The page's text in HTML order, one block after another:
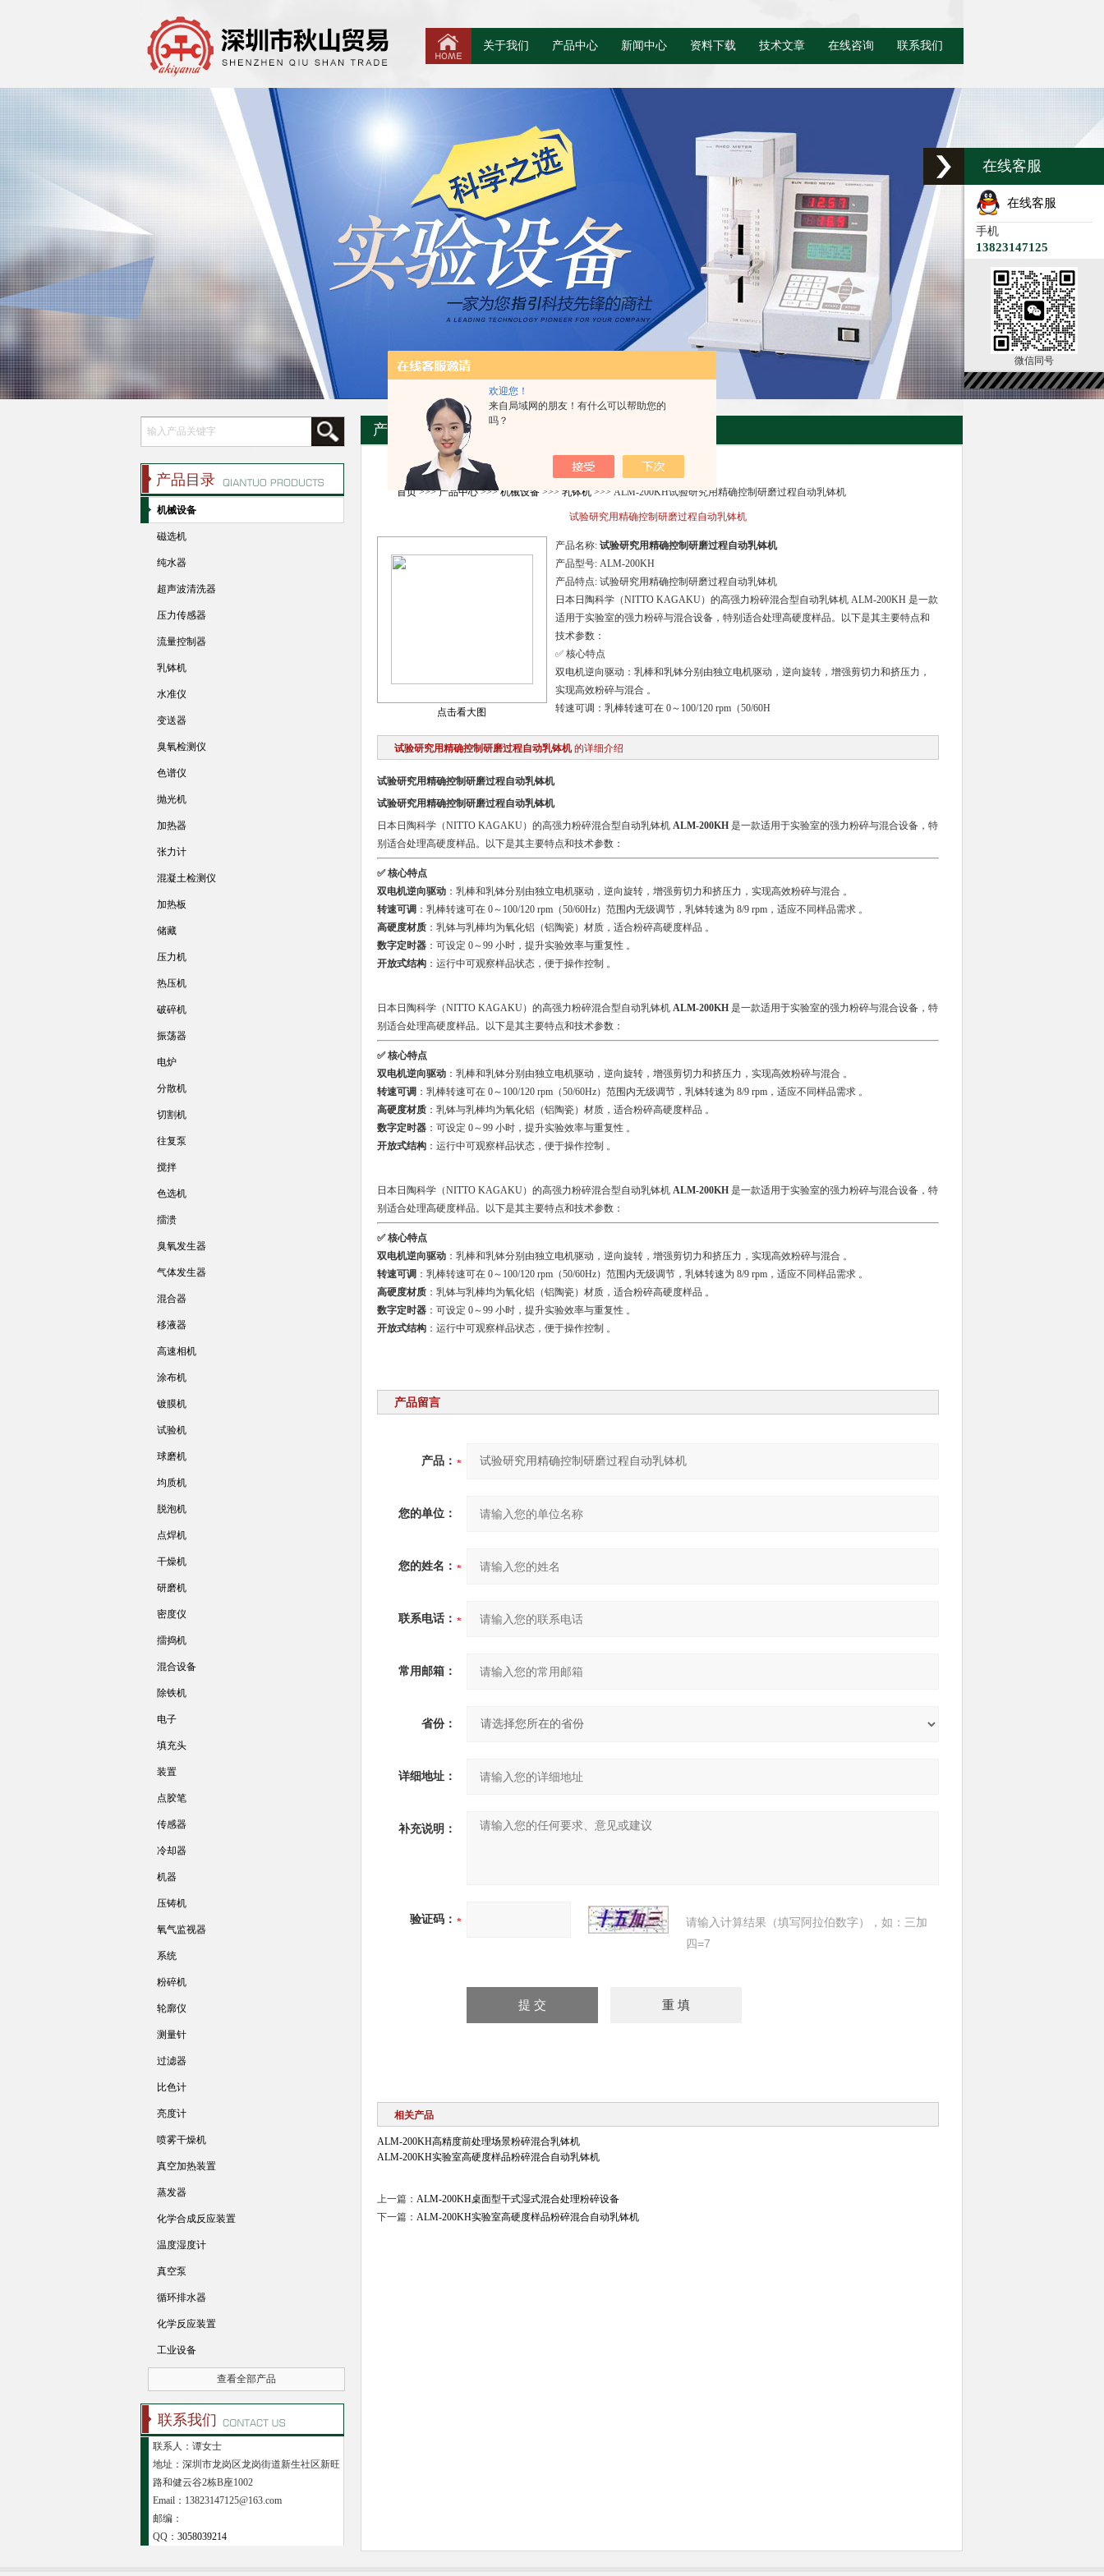
欢迎您！
来自局域网的朋友！有什么可以帮助您的
吗？
关于我们 产品中心 新闻中心 资料下载 技术文章 在线咨询 联系我们
产品资料
首页>>>产品中心>>>机械设备>>> 乳钵机>>> ALM-200KH试验研究用精确控制研磨过程自动乳钵机
试验研究用精确控制研磨过程自动乳钵机
点击看大图
产品名称: 试验研究用精确控制研磨过程自动乳钵机
产品型号: ALM-200KH
产品特点: 试验研究用精确控制研磨过程自动乳钵机
日本日陶科学（NITTO KAGAKU）的高强力粉碎混合型自动乳钵机 ALM-200KH 是一款
适用于实验室的强力粉碎与混合设备，特别适合处理高硬度样品。以下是其主要特点和
技术参数：
✅ 核心特点
双电机逆向驱动：乳棒和乳钵分别由独立电机驱动，逆向旋转，增强剪切力和挤压力，
实现高效粉碎与混合 。
转速可调：乳棒转速可在 0～100/120 rpm（50/60H
试验研究用精确控制研磨过程自动乳钵机 的详细介绍
试验研究用精确控制研磨过程自动乳钵机
试验研究用精确控制研磨过程自动乳钵机
日本日陶科学（NITTO KAGAKU）的高强力粉碎混合型自动乳钵机 ALM-200KH是一款适用于实验室的强力粉碎与混合设备，特
别适合处理高硬度样品。以下是其主要特点和技术参数：
✅ 核心特点
双电机逆向驱动：乳棒和乳钵分别由独立电机驱动，逆向旋转，增强剪切力和挤压力，实现高效粉碎与混合 。
转速可调 ：乳棒转速可在 0～100/120 rpm（50/60Hz）范围内无级调节，乳钵转速为 8/9 rpm，适应不同样品需求 。
高硬度材质：乳钵与乳棒均为氧化铝（铝陶瓷）材质，适合粉碎高硬度样品 。
数字定时器：可设定 0～99 小时，提升实验效率与重复性 。
开放式结构：运行中可观察样品状态，便于操作控制 。
日本日陶科学（NITTO KAGAKU）的高强力粉碎混合型自动乳钵机 ALM-200KH是一款适用于实验室的强力粉碎与混合设备，特
别适合处理高硬度样品。以下是其主要特点和技术参数：
✅ 核心特点
双电机逆向驱动：乳棒和乳钵分别由独立电机驱动，逆向旋转，增强剪切力和挤压力，实现高效粉碎与混合 。
转速可调 ：乳棒转速可在 0～100/120 rpm（50/60Hz）范围内无级调节，乳钵转速为 8/9 rpm，适应不同样品需求 。
高硬度材质：乳钵与乳棒均为氧化铝（铝陶瓷）材质，适合粉碎高硬度样品 。
数字定时器：可设定 0～99 小时，提升实验效率与重复性 。
开放式结构：运行中可观察样品状态，便于操作控制 。
日本日陶科学（NITTO KAGAKU）的高强力粉碎混合型自动乳钵机 ALM-200KH是一款适用于实验室的强力粉碎与混合设备，特
别适合处理高硬度样品。以下是其主要特点和技术参数：
✅ 核心特点
双电机逆向驱动：乳棒和乳钵分别由独立电机驱动，逆向旋转，增强剪切力和挤压力，实现高效粉碎与混合 。
转速可调 ：乳棒转速可在 0～100/120 rpm（50/60Hz）范围内无级调节，乳钵转速为 8/9 rpm，适应不同样品需求 。
高硬度材质：乳钵与乳棒均为氧化铝（铝陶瓷）材质，适合粉碎高硬度样品 。
数字定时器：可设定 0～99 小时，提升实验效率与重复性 。
开放式结构：运行中可观察样品状态，便于操作控制 。
产品留言
产品：
您的单位：
您的姓名：
联系电话：
常用邮箱：
省份：
详细地址：
补充说明：
验证码：
请输入计算结果（填写阿拉伯数字），如：三加
四=7
相关产品
ALM-200KH高精度前处理场景粉碎混合乳钵机
ALM-200KH实验室高硬度样品粉碎混合自动乳钵机
上一篇： ALM-200KH桌面型干式湿式混合处理粉碎设备
下一篇： ALM-200KH实验室高硬度样品粉碎混合自动乳钵机
产品目录
机械设备
磁选机
纯水器
超声波清洗器
压力传感器
流量控制器
乳钵机
水准仪
变送器
臭氧检测仪
色谱仪
抛光机
加热器
张力计
混凝土检测仪
加热板
储藏
压力机
热压机
破碎机
振荡器
电炉
分散机
切割机
往复泵
搅拌
色选机
擂溃
臭氧发生器
气体发生器
混合器
移液器
高速相机
涂布机
镀膜机
试验机
球磨机
均质机
脱泡机
点焊机
干燥机
研磨机
密度仪
擂捣机
混合设备
除铁机
电子
填充头
装置
点胶笔
传感器
冷却器
机器
压铸机
氧气监视器
系统
粉碎机
轮廓仪
测量针
过滤器
比色计
亮度计
喷雾干燥机
真空加热装置
蒸发器
化学合成反应装置
温度湿度计
真空泵
循环排水器
化学反应装置
工业设备
查看全部产品
联系我们
联系人：谭女士
地址：深圳市龙岗区龙岗街道新生社区新旺
路和健云谷2栋B座1002
Email：13823147125@163.com
邮编：
QQ： 3058039214
在线客服
在线客服
手机
13823147125
微信同号